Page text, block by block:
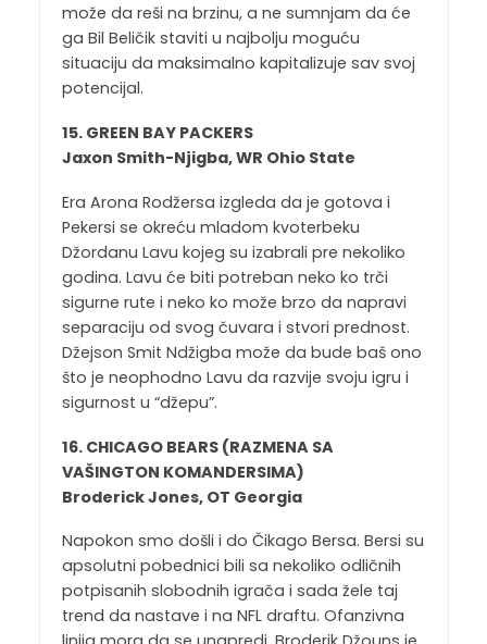
može da reši na brzinu, a ne sumnjam da će
ga Bil Beličik staviti u najbolju moguću
situaciju da maksimalno kapitalizuje sav svoj
potencijal.
15. GREEN BAY PACKERS
Jaxon Smith-Njigba, WR Ohio State
Era Arona Rodžersa izgleda da je gotova i
Pekersi se okreću mladom kvoterbeku
Džordanu Lavu kojeg su izabrali pre nekoliko
godina. Lavu će biti potreban neko ko trči
sigurne rute i neko ko može brzo da napravi
separaciju od svog čuvara i stvori prednost.
Džejson Smit Ndžigba može da bude baš ono
što je neophodno Lavu da razvije svoju igru i
sigurnost u “džepu”.
16. CHICAGO BEARS (RAZMENA SA
VAŠINGTON KOMANDERSIMA)
Broderick Jones, OT Georgia
Napokon smo došli i do Čikago Bersa. Bersi su
apsolutni pobednici bili sa nekoliko odličnih
potpisanih slobodnih igrača i sada žele taj
trend da nastave i na NFL draftu. Ofanzivna